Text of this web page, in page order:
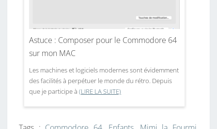
Astuce : Composer pour le Commodore 64
sur mon MAC
Les machines et logiciels modernes sont évidemment
des facilités à perpétuer le monde du rétro. Depuis
que je participe à (LIRE LA SUITE)